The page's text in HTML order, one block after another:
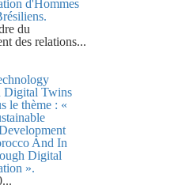
d'Hommes
du
des relations...
Digital Twins
le thème : «
And In
Digital
».